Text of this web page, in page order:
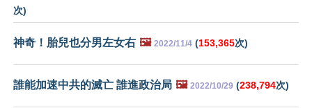
次)
神奇！胎兒也分男左女右 🖼️ 2022/11/4 (153,365次)
誰能加速中共的滅亡 誰進政治局 🖼️ 2022/10/29 (238,794次)